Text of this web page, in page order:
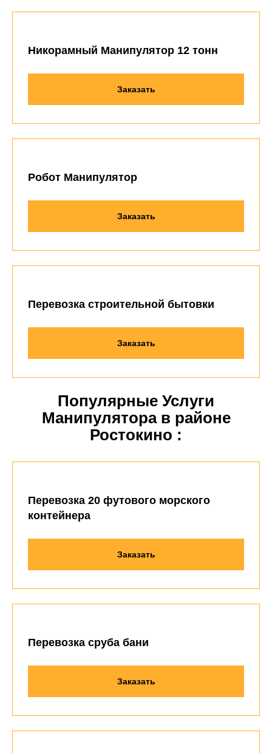
Никорамный Манипулятор 12 тонн
Заказать
Робот Манипулятор
Заказать
Перевозка строительной бытовки
Заказать
Популярные Услуги
Манипулятора в районе
Ростокино :
Перевозка 20 футового морского
контейнера
Заказать
Перевозка сруба бани
Заказать